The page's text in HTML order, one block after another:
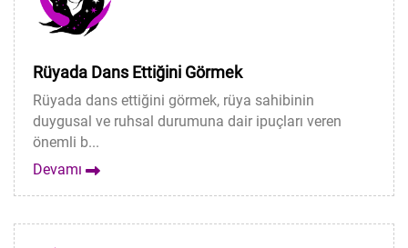
Rüyada Dans Ettiğini Görmek
Rüyada dans ettiğini görmek, rüya sahibinin
duygusal ve ruhsal durumuna dair ipuçları veren
önemli b...
Devamı